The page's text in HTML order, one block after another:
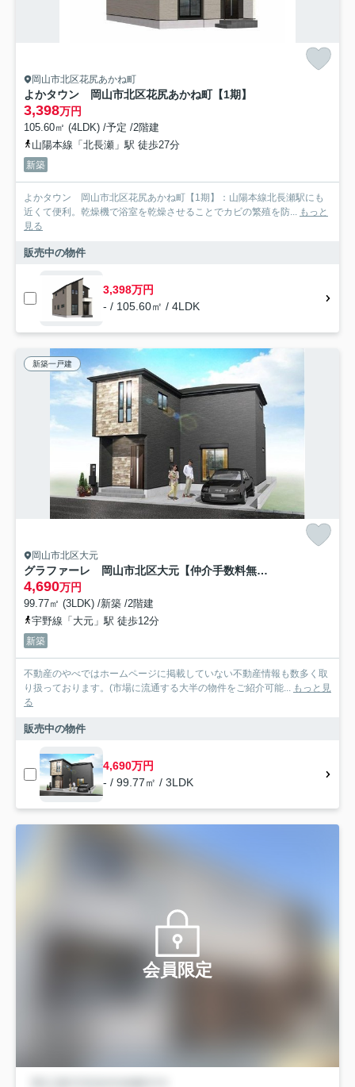
岡山市北区花尻あかね町
よかタウン 岡山市北区花尻あかね町【1期】
3,398万円
105.60㎡ (4LDK) /予定 /2階建
山陽本線「北長瀬」駅 徒歩27分
新築
よかタウン 岡山市北区花尻あかね町【1期】：山陽本線北長瀬駅にも
近くて便利。乾燥機で浴室を乾燥させることでカビの繁殖を防... もっと
見る
販売中の物件
3,398万円
- / 105.60㎡ / 4LDK
新築一戸建
岡山市北区大元
グラファーレ 岡山市北区大元【仲介手数料無料】
4,690万円
99.77㎡ (3LDK) /新築 /2階建
宇野線「大元」駅 徒歩12分
新築
不動産のやべではホームページに掲載していない不動産情報も数多く取
り扱っております。(市場に流通する大半の物件をご紹介可能... もっと見
る
販売中の物件
4,690万円
- / 99.77㎡ / 3LDK
会員限定